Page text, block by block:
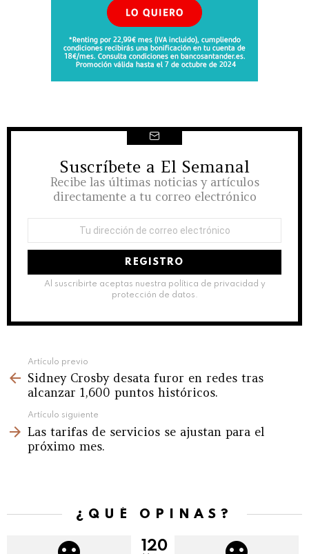
NEWSLETTER
Suscríbete a El Semanal
Recibe las últimas noticias y artículos
directamente a tu correo electrónico
correo
Al suscribirte aceptas nuestra política de privacidad y
protección de datos.
more
Artículo previo
Sidney Crosby desata furor en redes tras
alcanzar 1,600 puntos históricos.
Artículo siguiente
Las tarifas de servicios se ajustan para el
próximo mes.
¿QUÉ OPINAS?
120